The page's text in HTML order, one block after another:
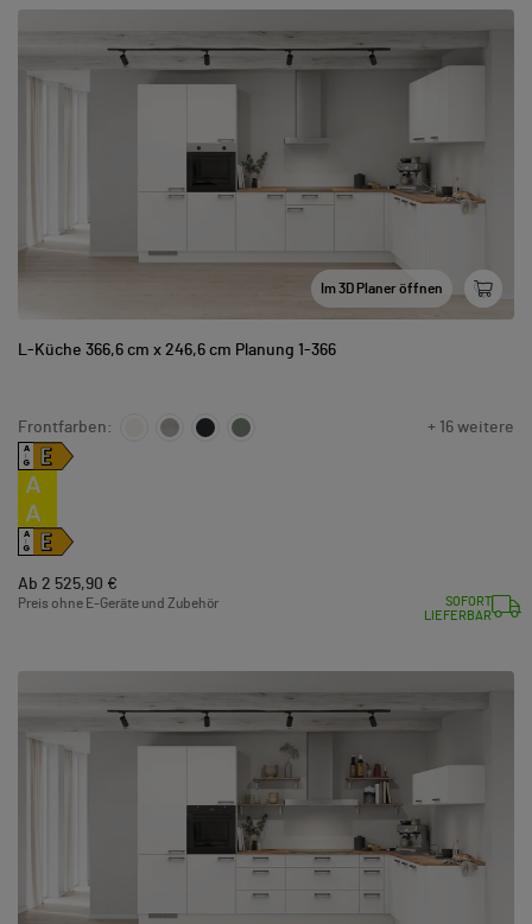
Im 3D Planer öffnen
L-Küche 366,6 cm x 246,6 cm Planung 1-366
Frontfarben: + 16 weitere
A
↑
G
E
A
A
A
↑
G E
Ab 2 525,90 €
Preis ohne E-Geräte und Zubehör
SOFORT
LIEFERBAR